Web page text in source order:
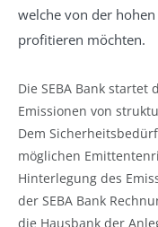
welche von der
profitieren möchten.
Die SEBA Bank startet
Emissionen von
Dem
möglichen
Hinterlegung des
der SEBA Bank
die Hausbank der